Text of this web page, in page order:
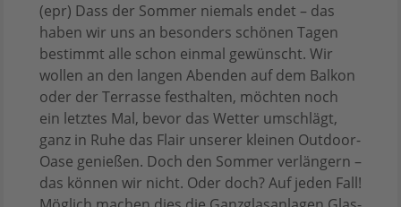
(epr) Dass der Sommer niemals endet – das
haben wir uns an besonders schönen Tagen
bestimmt alle schon einmal gewünscht. Wir
wollen an den langen Abenden auf dem Balkon
oder der Terrasse festhalten, möchten noch
ein letztes Mal, bevor das Wetter umschlägt,
ganz in Ruhe das Flair unserer kleinen Outdoor-
Oase genießen. Doch den Sommer verlängern –
das können wir nicht. Oder doch? Auf jeden Fall!